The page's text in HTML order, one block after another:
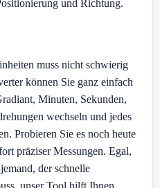
und Richtung.
muss nicht schwierig
können Sie ganz einfach
Minuten, Sekunden,
wechseln und jedes
Probieren Sie es noch heute
präziser Messungen. Egal,
der schnelle
unser Tool hilft Ihnen